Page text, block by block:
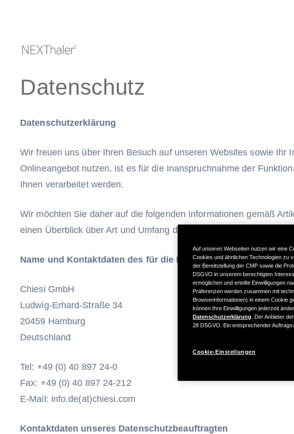
Datenschutz
Datenschutzerklärung
Wir freuen uns über Ihren Besuch auf unseren Websites sowie Ihr
Onlineangebot nutzen, ist es für die Inanspruchnahme der
Ihnen verarbeitet werden.
Wir möchten Sie daher auf die folgenden Informationen gemäß
einen Überblick über Art und Umfang der Datenverarbeitung und
Name und Kontaktdaten des für die Datenverarbeitung
Chiesi GmbH
Ludwig‑Erhard‑Straße 34
20459 Hamburg
Deutschland
Tel: +49 (0) 40 897 24-0
Fax: +49 (0) 40 897 24-212
E-Mail: info.de(at)chiesi.com
Kontaktdaten unseres Datenschutzbeauftragten
Auf unseren Webseiten nutzen wir eine
Cookies und ähnlichen Technologien zu
der Bereitstellung der CMP sowie die
DSGVO in unserem berechtigten
ermöglichen und erteilte Einwilligungen
Präferenzen werden zusammen mit
Browserinformationen) in einem Cookie
können Ihre Einwilligungen jederzeit
Datenschutzerklärung . Der Anbieter
28 DSGVO. Ein entsprechender
Cookie-Einstellungen